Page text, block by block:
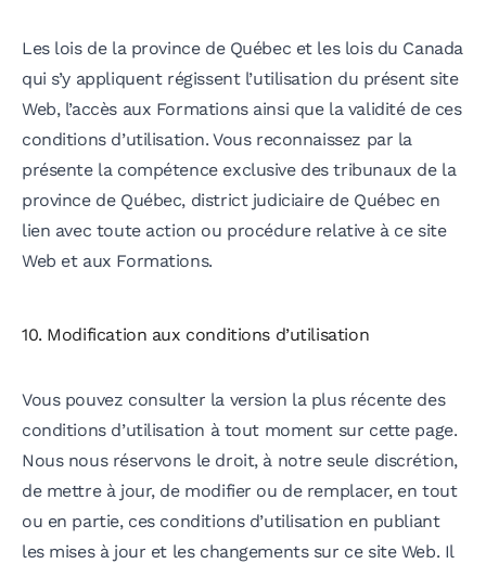
Les lois de la province de Québec et les lois du Canada
qui s’y appliquent régissent l’utilisation du présent site
Web, l’accès aux Formations ainsi que la validité de ces
conditions d’utilisation. Vous reconnaissez par la
présente la compétence exclusive des tribunaux de la
province de Québec, district judiciaire de Québec en
lien avec toute action ou procédure relative à ce site
Web et aux Formations.
10. Modification aux conditions d’utilisation
Vous pouvez consulter la version la plus récente des
conditions d’utilisation à tout moment sur cette page.
Nous nous réservons le droit, à notre seule discrétion,
de mettre à jour, de modifier ou de remplacer, en tout
ou en partie, ces conditions d’utilisation en publiant
les mises à jour et les changements sur ce site Web. Il